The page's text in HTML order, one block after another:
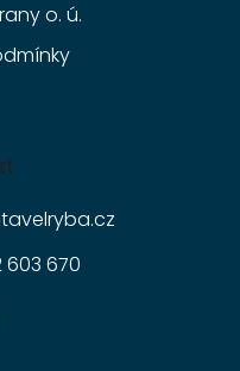
o. ú.
603 670